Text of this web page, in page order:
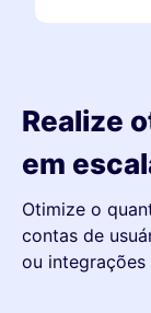
Realize
em
Otimize o
contas de
ou